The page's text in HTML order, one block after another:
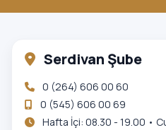
Serdivan Şube
0 (264) 606 00 60
0 (545) 606 00 69
Hafta İçi: 08.30 - 19.00 •